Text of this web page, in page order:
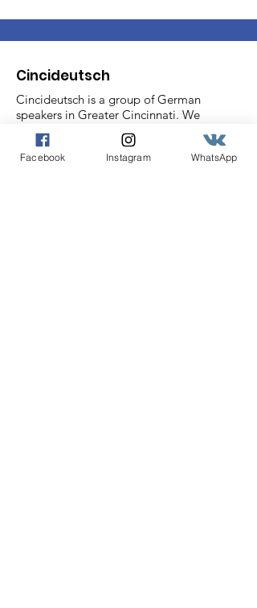
Cincideutsch
Cincideutsch is a group of German
speakers in Greater Cincinnati. We
hold Stammtisch weekly for casual
conversation. In addition, we proudly
bring historically German events like
Facebook Instagram WhatsApp